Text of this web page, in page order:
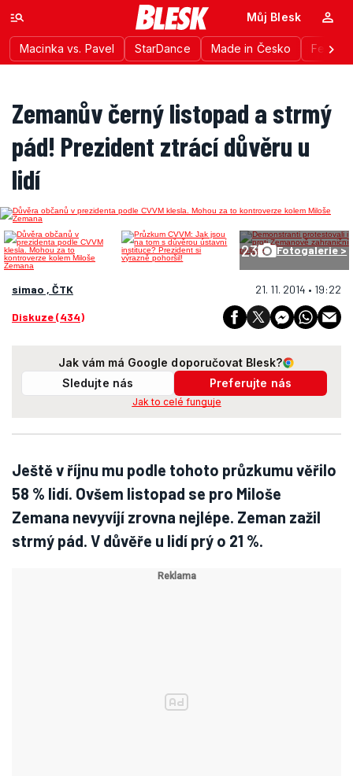
Macinka vs. Pavel StarDance Made in Česko
Můj Blesk
Zemanův černý listopad a strmý
pád! Prezident ztrácí důvěru u
lidí
23 Fotogalerie >
simao , ČTK 21. 11. 2014 • 19:22
Diskuze (434)
Jak vám má Google doporučovat Blesk?
Sledujte nás
Preferujte nás
Jak to celé funguje
Ještě v říjnu mu podle tohoto průzkumu věřilo
58 % lidí. Ovšem listopad se pro Miloše
Zemana nevyvíjí zrovna nejlépe. Zeman zažil
strmý pád. V důvěře u lidí prý o 21 %.